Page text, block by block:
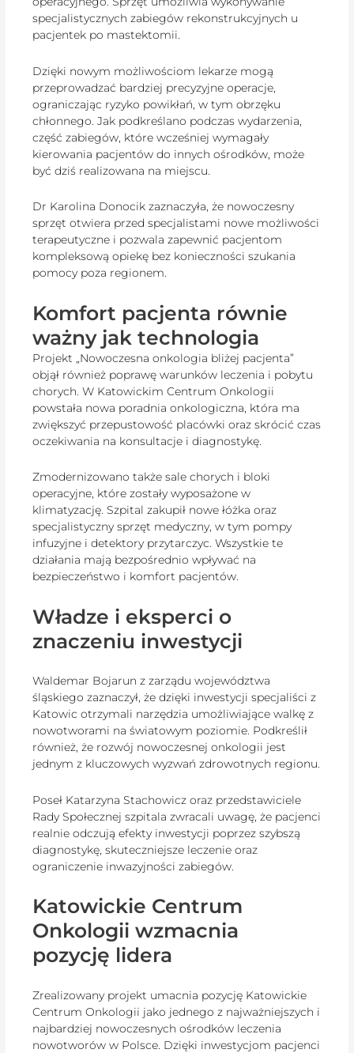
specjalistycznych zabiegów rekonstrukcyjnych u
pacjentek po mastektomii.
Dzięki nowym możliwościom lekarze mogą
przeprowadzać bardziej precyzyjne operacje,
ograniczając ryzyko powikłań, w tym obrzęku
chłonnego. Jak podkreślano podczas wydarzenia,
część zabiegów, które wcześniej wymagały
kierowania pacjentów do innych ośrodków, może
być dziś realizowana na miejscu.
Dr Karolina Donocik zaznaczyła, że nowoczesny
sprzęt otwiera przed specjalistami nowe możliwości
terapeutyczne i pozwala zapewnić pacjentom
kompleksową opiekę bez konieczności szukania
pomocy poza regionem.
Komfort pacjenta równie
ważny jak technologia
Projekt „Nowoczesna onkologia bliżej pacjenta”
objął również poprawę warunków leczenia i pobytu
chorych. W Katowickim Centrum Onkologii
powstała nowa poradnia onkologiczna, która ma
zwiększyć przepustowość placówki oraz skrócić czas
oczekiwania na konsultacje i diagnostykę.
Zmodernizowano także sale chorych i bloki
operacyjne, które zostały wyposażone w
klimatyzację. Szpital zakupił nowe łóżka oraz
specjalistyczny sprzęt medyczny, w tym pompy
infuzyjne i detektory przytarczyc. Wszystkie te
działania mają bezpośrednio wpływać na
bezpieczeństwo i komfort pacjentów.
Władze i eksperci o
znaczeniu inwestycji
Waldemar Bojarun z zarządu województwa
śląskiego zaznaczył, że dzięki inwestycji specjaliści z
Katowic otrzymali narzędzia umożliwiające walkę z
nowotworami na światowym poziomie. Podkreślił
również, że rozwój nowoczesnej onkologii jest
jednym z kluczowych wyzwań zdrowotnych regionu.
Poseł Katarzyna Stachowicz oraz przedstawiciele
Rady Społecznej szpitala zwracali uwagę, że pacjenci
realnie odczują efekty inwestycji poprzez szybszą
diagnostykę, skuteczniejsze leczenie oraz
ograniczenie inwazyjności zabiegów.
Katowickie Centrum
Onkologii wzmacnia
pozycję lidera
Zrealizowany projekt umacnia pozycję Katowickie
Centrum Onkologii jako jednego z najważniejszych i
najbardziej nowoczesnych ośrodków leczenia
nowotworów w Polsce. Dzięki inwestycjom pacjenci